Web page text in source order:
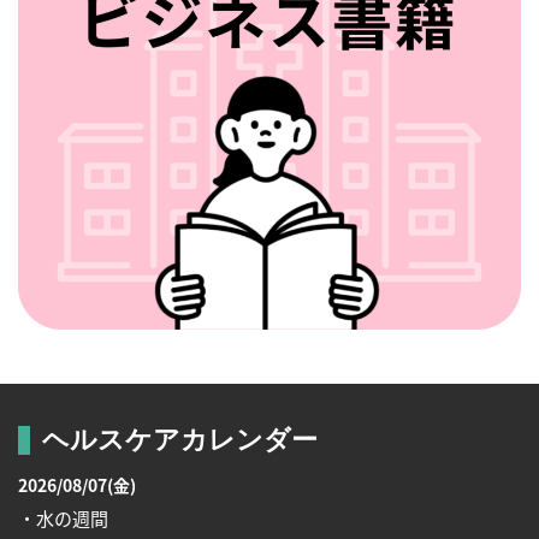
ヘルスケアカレンダー
2026/08/07(金)
・水の週間